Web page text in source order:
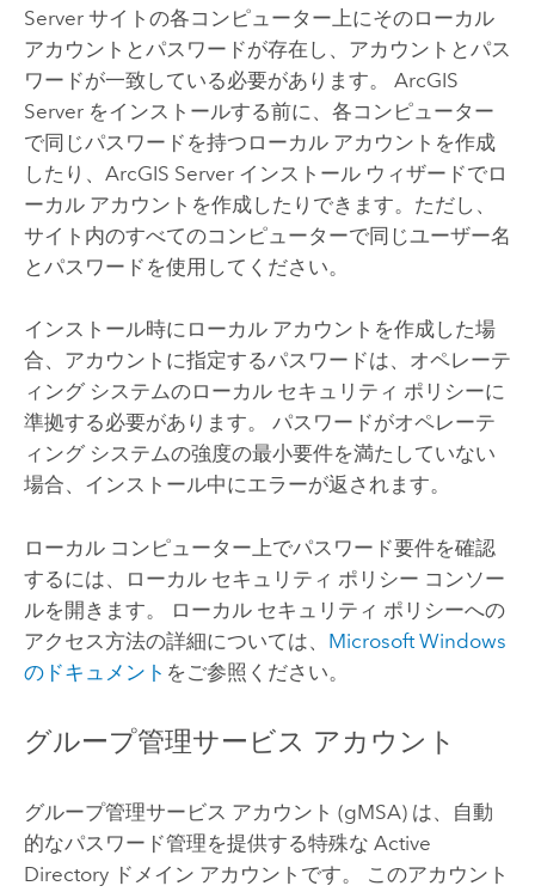
Serverサイトの各コンピューター上にそのローカル
アカウントとパスワードが存在し、アカウントとパス
ワードが一致している必要があります。 ArcGIS
Serverをインストールする前に、各コンピューター
で同じパスワードを持つローカル アカウントを作成
したり、 ArcGIS Serverインストール ウィザードでロ
ーカル アカウントを作成したりできます。ただし、
サイト内のすべてのコンピューターで同じユーザー名
とパスワードを使用してください。
インストール時にローカル アカウントを作成した場
合、アカウントに指定するパスワードは、オペレーテ
ィング システムのローカル セキュリティ ポリシーに
準拠する必要があります。 パスワードがオペレーテ
ィング システムの強度の最小要件を満たしていない
場合、インストール中にエラーが返されます。
ローカル コンピューター上でパスワード要件を確認
するには、ローカル セキュリティ ポリシー コンソー
ルを開きます。 ローカル セキュリティ ポリシーへの
アクセス方法の詳細については、 Microsoft Windows
のドキュメント をご参照ください。
グループ管理サービス アカウント
グループ管理サービス アカウント (gMSA) は、自動
的なパスワード管理を提供する特殊な Active
Directory ドメイン アカウントです。 このアカウント